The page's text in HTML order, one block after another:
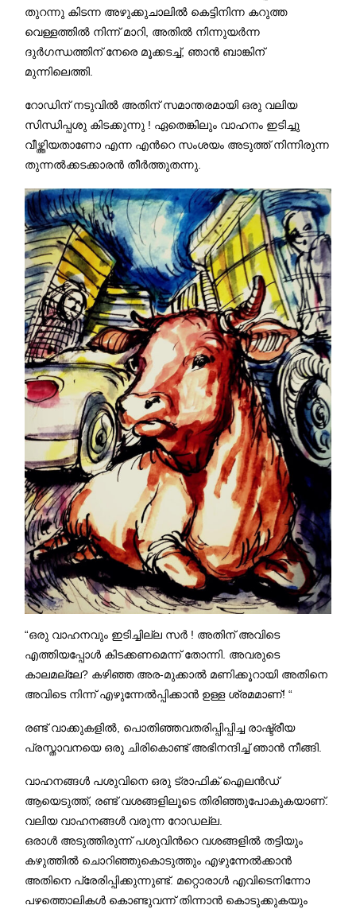
തുറന്നു കിടന്ന അഴുക്കുചാലില്‍ കെട്ടിനിന്ന കറുത്ത
വെള്ളത്തില്‍ നിന്ന് മാറി, അതില്‍ നിന്നുയര്‍ന്ന
ദുര്‍ഗന്ധത്തിന് നേരെ മൂക്കടച്ച്, ഞാന്‍ ബാങ്കിന്
മുന്നിലെത്തി.
റോഡിന് നടുവില്‍ അതിന് സമാന്തരമായി ഒരു വലിയ
സിന്ധിപ്പശു കിടക്കുന്നു ! ഏതെങ്കിലും വാഹനം ഇടിച്ചു
വീഴ്ത്തിയതാണോ എന്ന എന്‍റെ സംശയം അടുത്ത് നിന്നിരുന്ന
തുന്നൽക്കടക്കാരൻ തീർത്തുതന്നു.
“ഒരു വാഹനവും ഇടിച്ചില്ല സര്‍ ! അതിന് അവിടെ
എത്തിയപ്പോള്‍ കിടക്കണമെന്ന് തോന്നി. അവരുടെ
കാലമല്ലേ? കഴിഞ്ഞ അര-മുക്കാല്‍ മണിക്കൂറായി അതിനെ
അവിടെ നിന്ന് എഴുന്നേല്‍പ്പിക്കാന്‍ ഉള്ള ശ്രമമാണ്! “
രണ്ട് വാക്കുകളിൽ, പൊതിഞ്ഞവതരിപ്പിപ്പിച്ച രാഷ്ട്രീയ
പ്രസ്താവനയെ ഒരു ചിരികൊണ്ട് അഭിനന്ദിച്ച് ഞാൻ നീങ്ങി.
വാഹനങ്ങള്‍ പശുവിനെ ഒരു ട്രാഫിക് ഐലന്‍ഡ്
ആയെടുത്ത്, രണ്ട് വശങ്ങളിലൂടെ തിരിഞ്ഞുപോകുകയാണ്.
വലിയ വാഹനങ്ങള്‍ വരുന്ന റോഡല്ല.
ഒരാൾ അടുത്തിരുന്ന് പശുവിന്‍റെ വശങ്ങളിൽ തട്ടിയും
കഴുത്തിൽ ചൊറിഞ്ഞുകൊടുത്തും എഴുന്നേൽക്കാൻ
അതിനെ പ്രേരിപ്പിക്കുന്നുണ്ട്. മറ്റൊരാൾ എവിടെനിന്നോ
പഴത്തൊലികൾ കൊണ്ടുവന്ന് തിന്നാൻ കൊടുക്കുകയും